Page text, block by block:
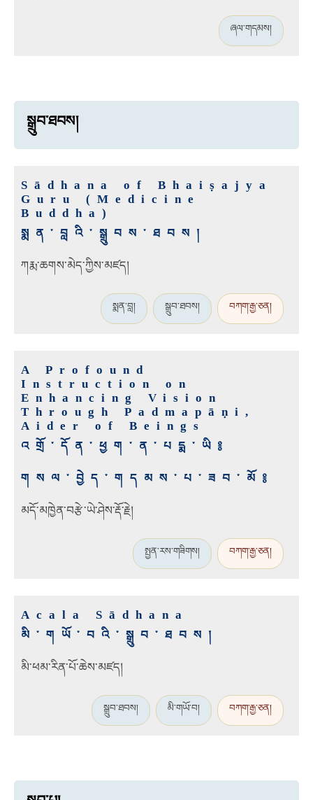
ཞལ་གདམས།
སྒྲུབ་ཐབས།
Sādhana of Bhaiṣajya
Guru (Medicine
Buddha)
སྨན་བླའི་སྒྲུབས་ཐབས།
ཀརྨ་ཆགས་མེད་ཀྱིས་མཛད།
སྨན་བླ། སྒྲུབ་ཐབས། བཀག་རྒྱ་ཅན།
A Profound
Instruction on
Enhancing Vision
Through Padmapāṇi,
Aider of Beings
འགྲོ་དོན་ཕྱག་ན་པདྨ་ཡི༔
གསལ་བྱེད་གདམས་པ་ཟབ་མོ༔
མདོ་མཁྱེན་བརྩེ་ཡེ་ཤེས་རྡོ་རྗེ།
སྤྱན་རས་གཟིགས། བཀག་རྒྱ་ཅན།
Acala Sādhana
མི་གཡོ་བའི་སྒྲུབ་ཐབས།
མི་ཕམ་རིན་པོ་ཆེས་མཛད།
སྒྲུབ་ཐབས། མི་གཡོ་བ། བཀག་རྒྱ་ཅན།